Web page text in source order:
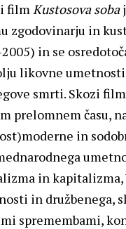
filmKustosova soba
zgodovinarju in
in se
likovne
smrti. Skozi
prelomnem času,
in
in kapitalizma,
in družbenega,
spremembami,